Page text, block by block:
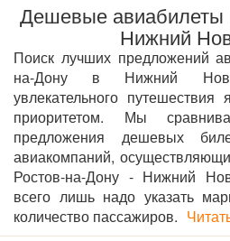
Дешевые авиабилеты
Нижний
Поиск лучших предложений
на-Дону в Нижний
увлекательного
приоритетом. Мы
предложения дешевых
авиакомпаний,
Ростов-на-Дону - Нижний
всего лишь надо указать
количество пассажиров.